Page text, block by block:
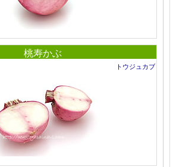
桃寿かぶ
トウジュカブ